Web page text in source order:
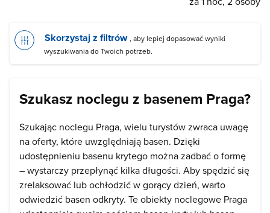
Skorzystaj z filtrów , aby lepiej dopasować wyniki
wyszukiwania do Twoich potrzeb.
Szukasz noclegu z basenem Praga?
Szukając noclegu Praga, wielu turystów zwraca uwagę
na oferty, które uwzględniają basen. Dzięki
udostępnieniu basenu krytego można zadbać o formę
– wystarczy przepłynąć kilka długości. Aby spędzić się
zrelaksować lub ochłodzić w gorący dzień, warto
odwiedzić basen odkryty. Te obiekty noclegowe Praga